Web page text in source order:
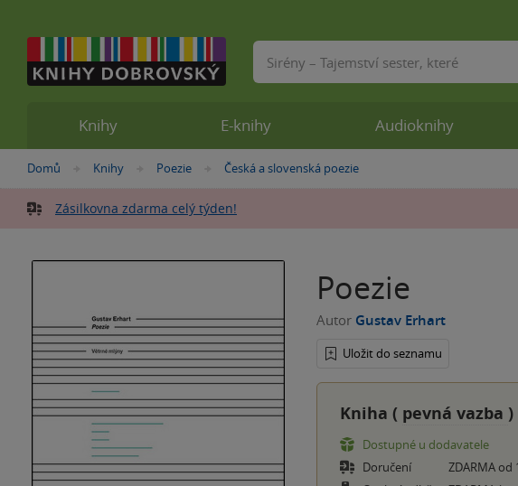
Nacházíte
zde:
Domů »
Knihy »Poezie »
Česká a slovenská poezie
Zásilkovna zdarma celý týden!
Poezie
Autor Gustav Erhart
Uložit do seznamu
Kniha ( pevná vazba )
Dostupné u dodavatele
Doručení
ZDARMA od
Knihy E-knihy Audioknihy
Vyhledávání